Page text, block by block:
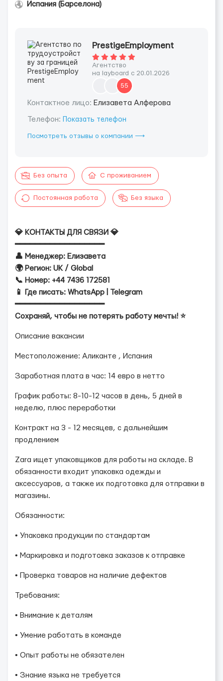
Испания (Барселона)
PrestigeEmployment
Агентство
на layboard с 20.01.2026
55
Контактное лицо: Елизавета Алферова
Телефон: Показать телефон
Посмотреть отзывы о компании ⟶
Без опыта С проживанием
Постоянная работа Без языка
💎 КОНТАКТЫ ДЛЯ СВЯЗИ 💎
━━━━━━━━━━━━━━━━━━
👤 Менеджер: Елизавета
🌍 Регион: UK / Global
📞 Номер: +44 7436 172581
📱 Где писать: WhatsApp | Telegram
━━━━━━━━━━━━━━━━━━
Сохраняй, чтобы не потерять работу мечты! ⭐
Описание вакансии
Местоположение: Аликанте , Испания
Заработная плата в час: 14 евро в нетто
График работы: 8-10-12 часов в день, 5 дней в
неделю, плюс переработки
Контракт на 3 - 12 месяцев, с дальнейшим
продлением
Zara ищет упаковщиков для работы на складе. В
обязанности входит упаковка одежды и
аксессуаров, а также их подготовка для отправки в
магазины.
Обязанности:
• Упаковка продукции по стандартам
• Маркировка и подготовка заказов к отправке
• Проверка товаров на наличие дефектов
Требования:
• Внимание к деталям
• Умение работать в команде
• Опыт работы не обязателен
• Знание языка не требуется